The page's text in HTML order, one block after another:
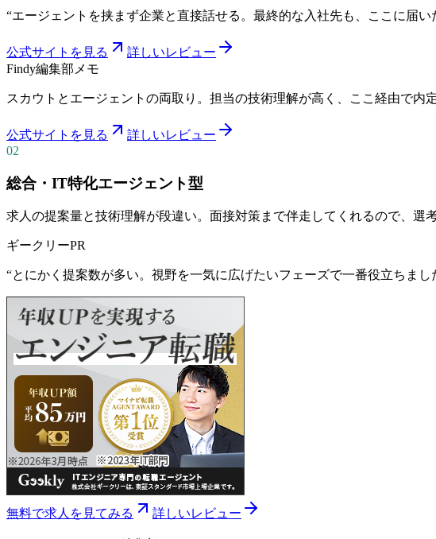
“エージェントを挟まず企業と直接話せる。最終的な入社先も、ここに届い
公式サイトを見る
詳しいレビュー
Findy編集部メモ
スカウトとエージェントの両取り。担当の技術理解が高く、ここ経由で内
公式サイトを見る
詳しいレビュー
02
総合・IT特化エージェント型
求人の提案量と技術理解が段違い。面接対策まで伴走してくれるので、選
ギークリーPR
“とにかく提案数が多い。視野を一気に広げたいフェーズで一番役立ちまし
無料で求人を見てみる 詳しいレビュー